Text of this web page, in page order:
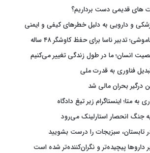
های قدیمی دست برداریم؟
انسان؛ ما در طول زندگی تغییر می‌کنیم
فناوری به قدرت ملی
درگیر بحران مالی شد
تابستان، سبزیجات را درست بشویید
داروها پیچیده‌تر و نگران‌کننده‌تر شده است